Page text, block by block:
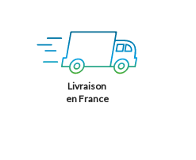
Livraison
en France